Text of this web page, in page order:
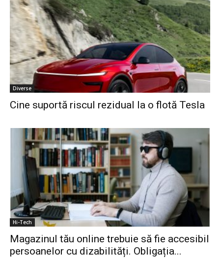
Diverse
Cine suportă riscul rezidual la o flotă Tesla
Hi-Tech
Magazinul tău online trebuie să fie accesibil
persoanelor cu dizabilități. Obligația...